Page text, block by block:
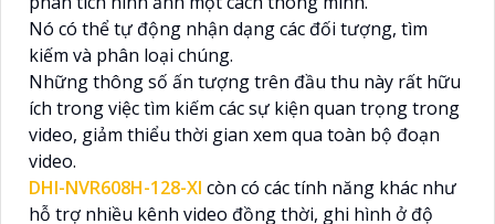
Nó có thể tự động nhận dạng các đối tượng, tìm
kiếm và phân loại chúng.
Những thông số ấn tượng trên đầu thu này rất hữu
ích trong việc tìm kiếm các sự kiện quan trọng trong
video, giảm thiểu thời gian xem qua toàn bộ đoạn
video.
DHI-NVR608H-128-XI còn có các tính năng khác như
hỗ trợ nhiều kênh video đồng thời, ghi hình ở độ